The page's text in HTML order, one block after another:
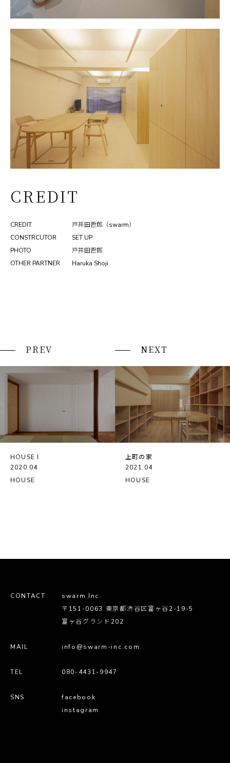
CREDIT
CREDIT
戸井田哲郎（swarm）
CONSTRCUTOR
SET UP
PHOTO
戸井田哲郎
OTHER PARTNER
Haruka Shoji
PREV
HOUSE I
2020.04
HOUSE
NEXT
上町の家
2021.04
HOUSE
CONTACT
swarm Inc.
〒151-0063 東京都渋谷区富ヶ谷2-19-5
富ヶ谷グランド202
MAIL info@swarm-inc.com
TEL 080-4431-9947
SNS
facebook
instagram